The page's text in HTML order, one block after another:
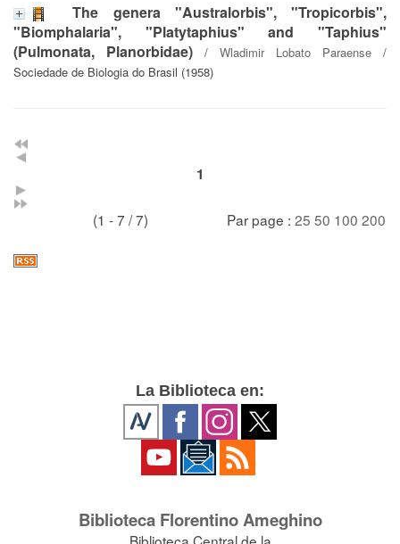
The genera "Australorbis", "Tropicorbis",
"Biomphalaria", "Platytaphius" and "Taphius"
(Pulmonata, Planorbidae) / Wladimir Lobato Paraense /
Sociedade de Biologia do Brasil (1958)
1
(1 - 7 / 7) Par page : 25 50 100 200
La Biblioteca en:
Biblioteca Florentino Ameghino